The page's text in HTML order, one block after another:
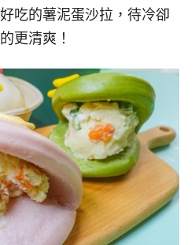
吃的薯泥蛋沙拉，待冷卻
更清爽！